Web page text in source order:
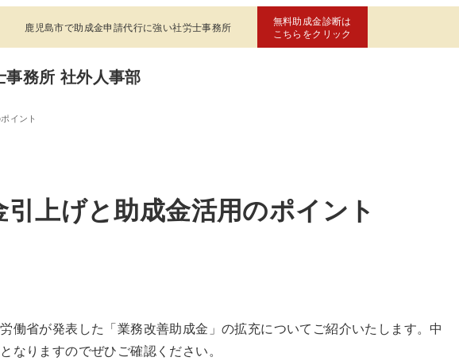
鹿児島市で助成金申請代行に強い社労士事務所
無料助成金診断は
こちらをクリック
事務所 社外人事部
イント
引上げと助成金活用のポイント
働省が発表した「業務改善助成金」の拡充についてご紹介いたします。中
りますのでぜひご確認ください。